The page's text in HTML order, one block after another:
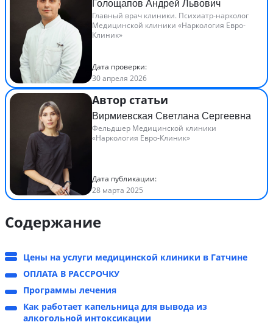
Голощапов Андрей Львович
Главный врач клиники. Психиатр-нарколог
Медицинской клиники «Наркология Евро-
Клиник»
Дата проверки:
30 апреля 2026
Автор статьи
Вирмиевская Светлана Сергеевна
Фельдшер Медицинской клиники
«Наркология Евро-Клиник»
Дата публикации:
28 марта 2025
Содержание
Цены на услуги медицинской клиники в Гатчине
ОПЛАТА В РАССРОЧКУ
Программы лечения
Как работает капельница для вывода из
алкогольной интоксикации